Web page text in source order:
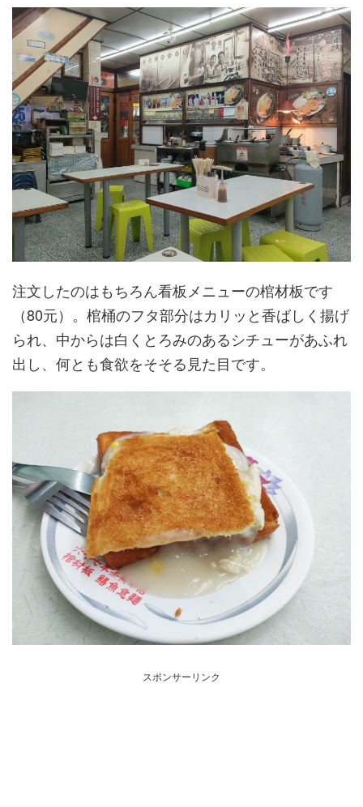
注文したのはもちろん看板メニューの棺材板です
（80元）。棺桶のフタ部分はカリッと香ばしく揚げ
られ、中からは白くとろみのあるシチューがあふれ
出し、何とも食欲をそそる見た目です。
スポンサーリンク